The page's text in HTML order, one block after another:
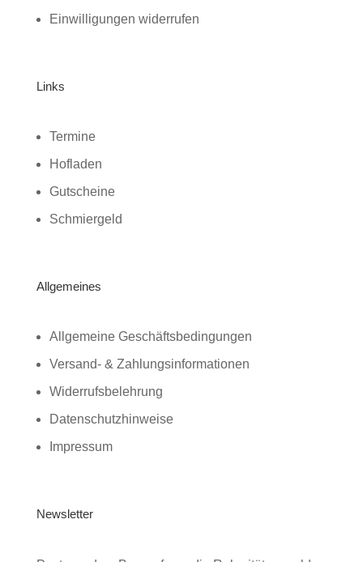
Einwilligungen widerrufen
Links
Termine
Hofladen
Gutscheine
Schmiergeld
Allgemeines
Allgemeine Geschäftsbedingungen
Versand- & Zahlungsinformationen
Widerrufsbelehrung
Datenschutzhinweise
Impressum
Newsletter